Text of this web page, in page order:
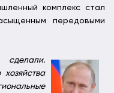
комплекс стал
передовыми